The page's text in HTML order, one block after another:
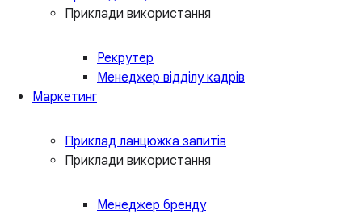
Приклади використання
Рекрутер
Менеджер відділу кадрів
Маркетинг
Приклад ланцюжка запитів
Приклади використання
Менеджер бренду